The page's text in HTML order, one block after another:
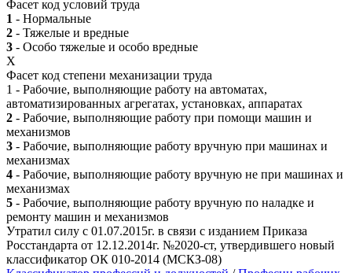
Фасет код условий труда
1 - Нормальные
2 - Тяжелые и вредные
3 - Особо тяжелые и особо вредные
X
Фасет код степени механизации труда
1 - Рабочие, выполняющие работу на автоматах,
автоматизированных агрегатах, установках, аппаратах
2 - Рабочие, выполняющие работу при помощи машин и
механизмов
3 - Рабочие, выполняющие работу вручную при машинах и
механизмах
4 - Рабочие, выполняющие работу вручную не при машинах и
механизмах
5 - Рабочие, выполняющие работу вручную по наладке и
ремонту машин и механизмов
Утратил силу с 01.07.2015г. в связи с изданием Приказа
Росстандарта от 12.12.2014г. №2020-ст, утвердившего новый
классификатор ОК 010-2014 (МСКЗ-08)